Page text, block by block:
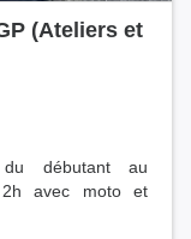
(Ateliers et
débutant au
2h avec moto et